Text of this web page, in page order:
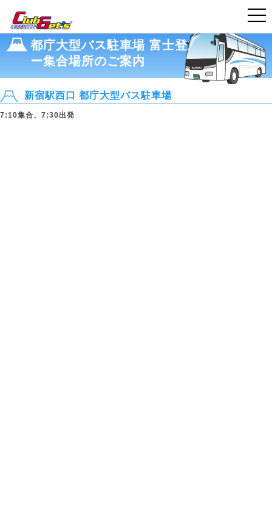
新宿 都庁大型バス駐車場
都庁大型バス駐車場 富士登山バスツア
ー集合場所のご案内
新宿駅西口 都庁大型バス駐車場
7:10集合、7:30出発